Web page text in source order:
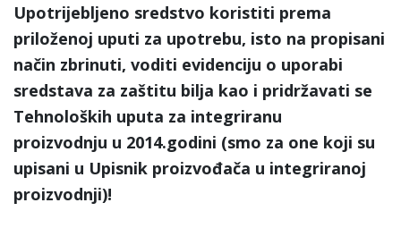
Upotrijebljeno sredstvo koristiti prema
priloženoj uputi za upotrebu, isto na propisani
način zbrinuti, voditi evidenciju o uporabi
sredstava za zaštitu bilja kao i pridržavati se
Tehnoloških uputa za integriranu
proizvodnju u 2014.godini (smo za one koji su
upisani u Upisnik proizvođača u integriranoj
proizvodnji)!